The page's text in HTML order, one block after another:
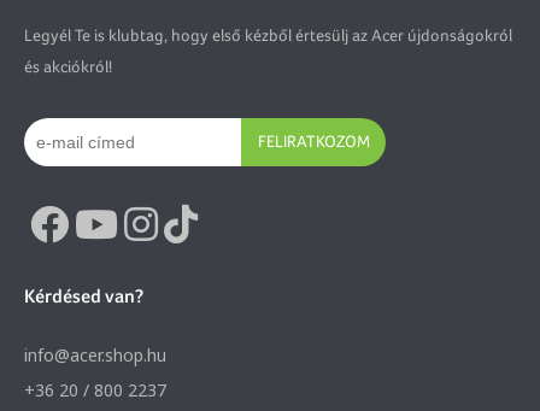
Legyél Te is klubtag, hogy első kézből értesülj az Acer újdonságokról
és akciókról!
FELIRATKOZOM
Kérdésed van?
info@acer.shop.hu
+36 20 / 800 2237